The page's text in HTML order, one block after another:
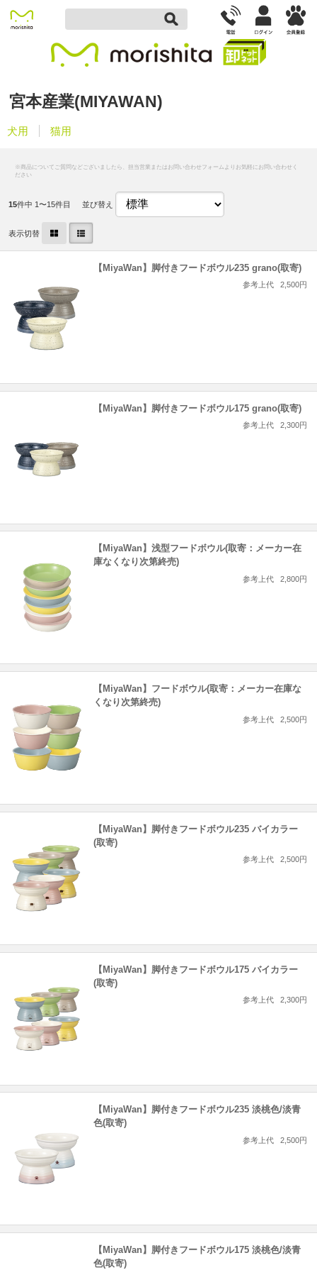
宮本産業(MIYAWAN)
犬用 猫用
15件中 1〜15件目 並び替え
表示切替
【MiyaWan】脚付きフードボウル235 grano(取寄)
参考上代 2,500円
【MiyaWan】脚付きフードボウル175 grano(取寄)
参考上代 2,300円
【MiyaWan】浅型フードボウル(取寄：メーカー在
庫なくなり次第終売)
参考上代 2,800円
【MiyaWan】フードボウル(取寄：メーカー在庫な
くなり次第終売)
参考上代 2,500円
【MiyaWan】脚付きフードボウル235 バイカラー
(取寄)
参考上代 2,500円
【MiyaWan】脚付きフードボウル175 バイカラー
(取寄)
参考上代 2,300円
【MiyaWan】脚付きフードボウル235 淡桃色/淡青
色(取寄)
参考上代 2,500円
【MiyaWan】脚付きフードボウル175 淡桃色/淡青
色(取寄)